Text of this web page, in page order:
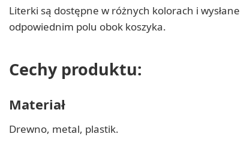
Literki są dostępne w różnych kolorach i
odpowiednim polu obok koszyka.
Cechy produktu:
Materiał
Drewno, metal, plastik.